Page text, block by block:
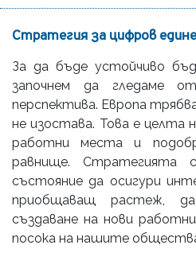
Стратегия за цифров
За да бъде устойчиво
започнем да гледаме
перспектива. Европа
не изостава. Това е целта
работни места и
равнище. Стратегията
състояние да осигури
приобщаващ растеж,
създаване на нови
посока на нашите